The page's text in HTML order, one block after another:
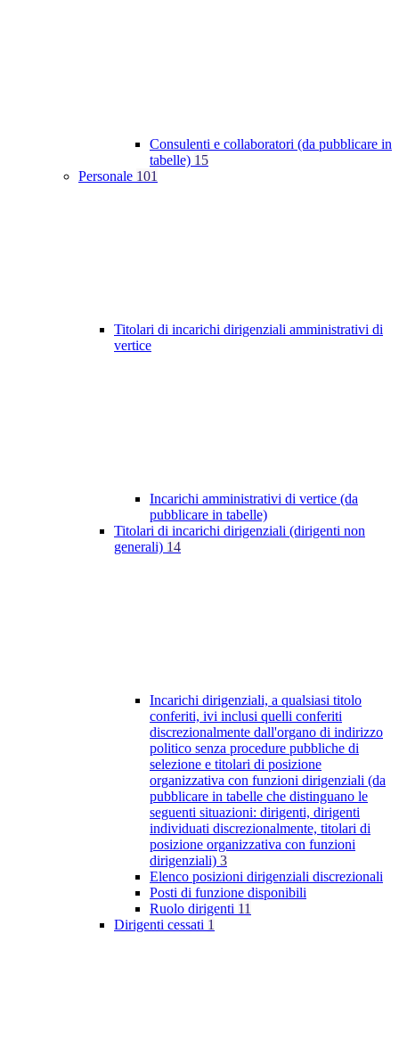
Consulenti e collaboratori (da pubblicare in
tabelle) 15
Personale 101
Titolari di incarichi dirigenziali amministrativi di
vertice
Incarichi amministrativi di vertice (da
pubblicare in tabelle)
Titolari di incarichi dirigenziali (dirigenti non
generali) 14
Incarichi dirigenziali, a qualsiasi titolo
conferiti, ivi inclusi quelli conferiti
discrezionalmente dall'organo di indirizzo
politico senza procedure pubbliche di
selezione e titolari di posizione
organizzativa con funzioni dirigenziali (da
pubblicare in tabelle che distinguano le
seguenti situazioni: dirigenti, dirigenti
individuati discrezionalmente, titolari di
posizione organizzativa con funzioni
dirigenziali) 3
Elenco posizioni dirigenziali discrezionali
Posti di funzione disponibili
Ruolo dirigenti 11
Dirigenti cessati 1